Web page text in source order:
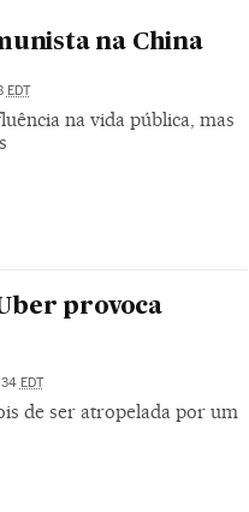
na China
EDT
na vida pública, mas
provoca
EDT
de ser atropelada por um